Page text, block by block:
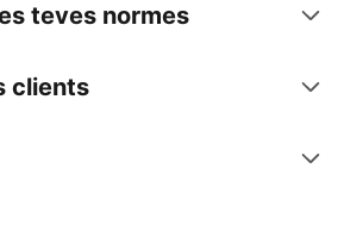
teves normes
clients